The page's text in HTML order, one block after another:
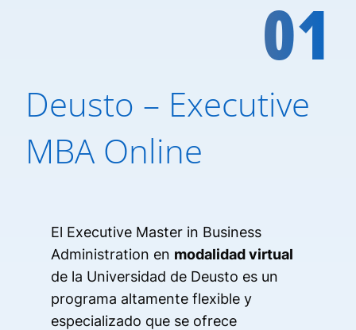
01
Deusto – Executive
MBA Online
El Executive Master in Business
Administration en modalidad virtual
de la Universidad de Deusto es un
programa altamente flexible y
especializado que se ofrece